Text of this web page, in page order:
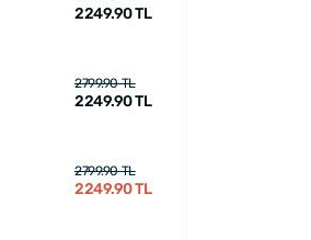
2249.90 TL
2799.90 TL
2249.90 TL
2799.90 TL
2249.90 TL